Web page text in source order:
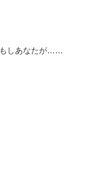
もしあなたが……